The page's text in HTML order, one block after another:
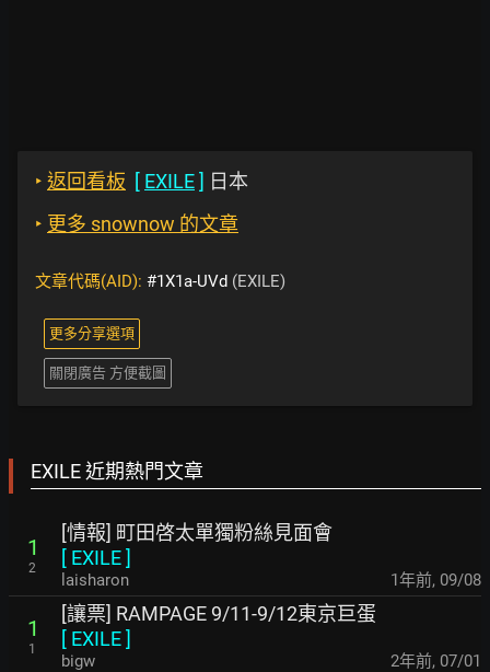
‣ 返回看板 [ EXILE] 日本
‣ 更多 snownow 的文章
文章代碼(AID): #1X1a-UVd (EXILE)
更多分享選項
關閉廣告 方便截圖
EXILE 近期熱門文章
1
2
[情報] 町田啓太單獨粉絲見面會
[ EXILE]
laisharon 1年前, 09/08
1
1
[讓票] RAMPAGE 9/11-9/12東京巨蛋
[ EXILE]
bigw 2年前, 07/01